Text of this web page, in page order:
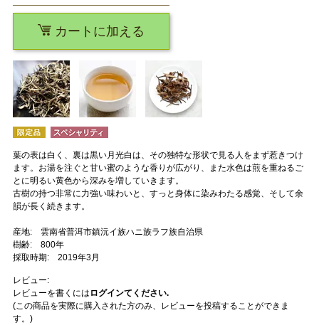
葉の表は白く、裏は黒い月光白は、その独特な形状で見る人をまず惹きつけ
ます。お湯を注ぐと甘い蜜のような香りが広がり、また水色は煎を重ねるご
とに明るい黄色から深みを増していきます。
古樹の持つ非常に力強い味わいと、すっと身体に染みわたる感覚、そして余
韻が長く続きます。
産地: 雲南省普洱市鎮沅イ族ハニ族ラフ族自治県
樹齢: 800年
採取時期: 2019年3月
レビュー:
レビューを書くには ログインてください.
(この商品を実際に購入された方のみ、レビューを投稿することができま
す。)
カートに加える